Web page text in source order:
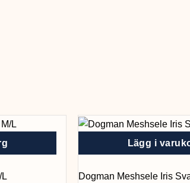
Lägg i
Dogman Meshsele Iris